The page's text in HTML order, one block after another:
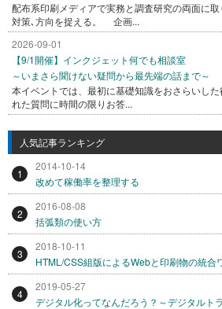
配布系印刷メディアで実務と調査研究の両面に
対策､方向を捉える。 企画...
2026-09-01
【9/1開催】インクジェット何でも相談室
～いまさら聞けない疑問から最先端の話まで～
本イベントでは、最初に基礎知識をおさらいし
れた質問に時間の限りお答...
人気記事ランキング
1
2014-10-14
改めて稼働率を整理する
2
2016-08-08
括弧類の使い方
3
2018-10-11
HTML/CSS組版によるWebと印刷物の統合
4
2019-05-27
デジタル化ってなんだろう？～デジタルト